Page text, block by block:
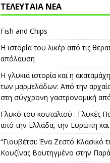
ΤΕΛΕΥΤΑΙΑ ΝΕΑ
Fish and Chips
Η ιστορία του λικέρ από τις
απόλαυση
Η γλυκιά ιστορία και η
των μαρμελάδων: Από την
στη σύγχρονη γαστρονομική
Γλυκό του κουταλιού : Γλυκές
από την Ελλάδα, την Ευρώπη και
“Γιουβέτσι: Ένα Ζεστό Κλασικό
Κουζίνας Βουτηγμένο στην